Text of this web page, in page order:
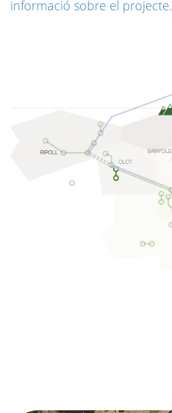
informació sobre el projecte.